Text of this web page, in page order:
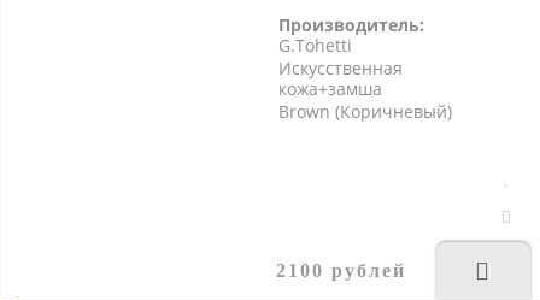
Производитель:
G.Tohetti
Искусственная
кожа+замша
Brown (Коричневый)
2100 рублей